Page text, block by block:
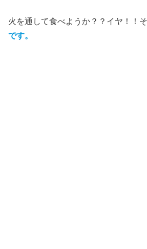
火を通して食べようか？？イヤ！！
です。